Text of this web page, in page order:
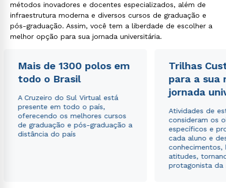
métodos inovadores e docentes especializados, além de
infraestrutura moderna e diversos cursos de graduação e
pós-graduação. Assim, você tem a liberdade de escolher a
melhor opção para sua jornada universitária.
Mais de 1300 polos em
todo o Brasil
A Cruzeiro do Sul Virtual está
presente em todo o país,
oferecendo os melhores cursos
de graduação e pós-graduação a
distância do país
Trilhas
para a sua
jornada
Atividades de
consideram os
específicos e
cada aluno e
conhecimentos,
atitudes,
protagonista da
Estou de acordo com aPolítica de Privacidade.e
autorizo que meus dados sejam utilizados para o
envio de conteúdos da Cruzeiro do Sul.